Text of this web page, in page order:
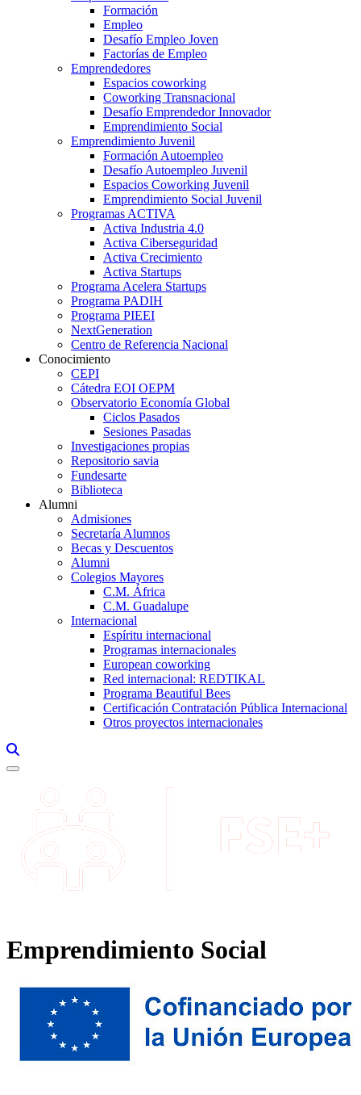
Formación
Empleo
Desafío Empleo Joven
Factorías de Empleo
Emprendedores
Espacios coworking
Coworking Transnacional
Desafío Emprendedor Innovador
Emprendimiento Social
Emprendimiento Juvenil
Formación Autoempleo
Desafío Autoempleo Juvenil
Espacios Coworking Juvenil
Emprendimiento Social Juvenil
Programas ACTIVA
Activa Industria 4.0
Activa Ciberseguridad
Activa Crecimiento
Activa Startups
Programa Acelera Startups
Programa PADIH
Programa PIEEI
NextGeneration
Centro de Referencia Nacional
Conocimiento
CEPI
Cátedra EOI OEPM
Observatorio Economía Global
Ciclos Pasados
Sesiones Pasadas
Investigaciones propias
Repositorio savia
Fundesarte
Biblioteca
Alumni
Admisiones
Secretaría Alumnos
Becas y Descuentos
Alumni
Colegios Mayores
C.M. África
C.M. Guadalupe
Internacional
Espíritu internacional
Programas internacionales
European coworking
Red internacional: REDTIKAL
Programa Beautiful Bees
Certificación Contratación Pública Internacional
Otros proyectos internacionales
Emprendimiento Social